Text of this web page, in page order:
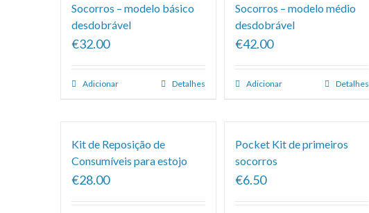
Socorros – modelo básico
desdobrável
€32.00
Adicionar Detalhes
Socorros – modelo médio
desdobrável
€42.00
Adicionar Detalhes
Kit de Reposição de
Consumíveis para estojo
€28.00
Pocket Kit de primeiros
socorros
€6.50